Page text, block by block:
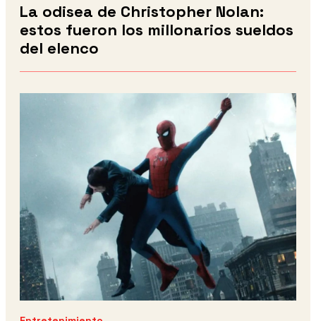
La odisea de Christopher Nolan:
estos fueron los millonarios sueldos
del elenco